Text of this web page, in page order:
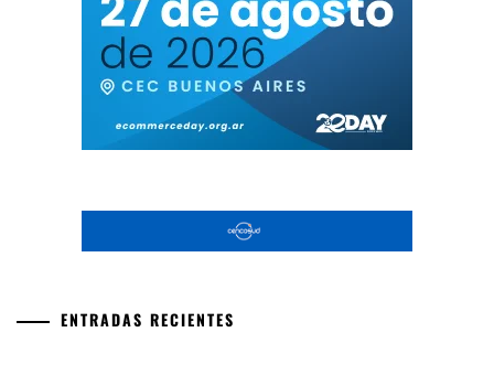
ENTRADAS RECIENTES